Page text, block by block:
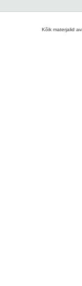
Kõik materjalid